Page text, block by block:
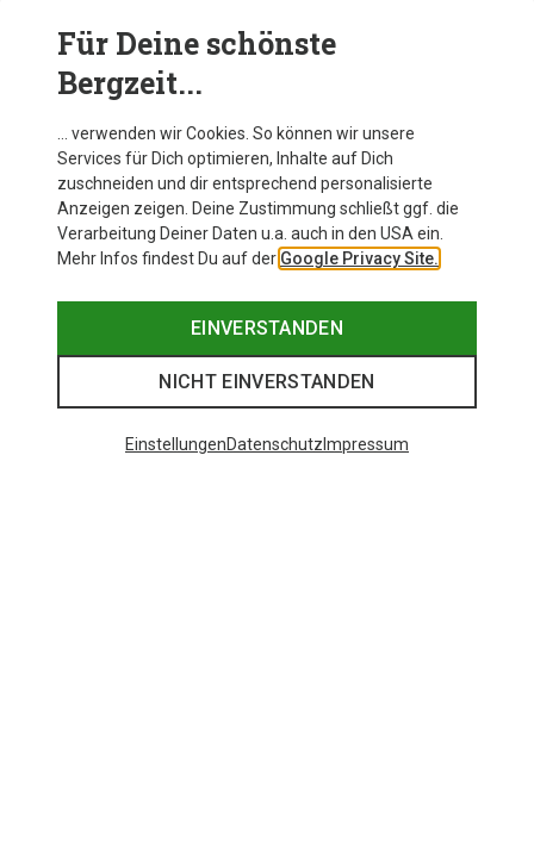
Du sparst 42% Du sparst 40%
Andere Kunden kauften auch
Für Deine schönste
Bergzeit...
… verwenden wir Cookies. So können wir unsere
Services für Dich optimieren, Inhalte auf Dich
zuschneiden und dir entsprechend personalisierte
Anzeigen zeigen. Deine Zustimmung schließt ggf. die
Verarbeitung Deiner Daten u.a. auch in den USA ein.
Mehr Infos findest Du auf der Google Privacy Site.
EINVERSTANDEN
NICHT EINVERSTANDEN
EinstellungenDatenschutz Impressum